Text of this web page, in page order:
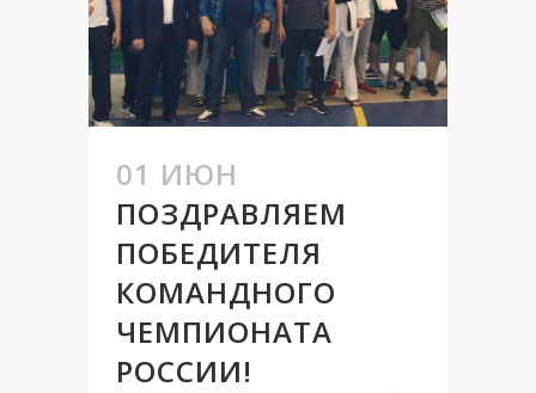
01 ИЮН
ПОЗДРАВЛЯЕМ
ПОБЕДИТЕЛЯ
КОМАНДНОГО
ЧЕМПИОНАТА
РОССИИ!